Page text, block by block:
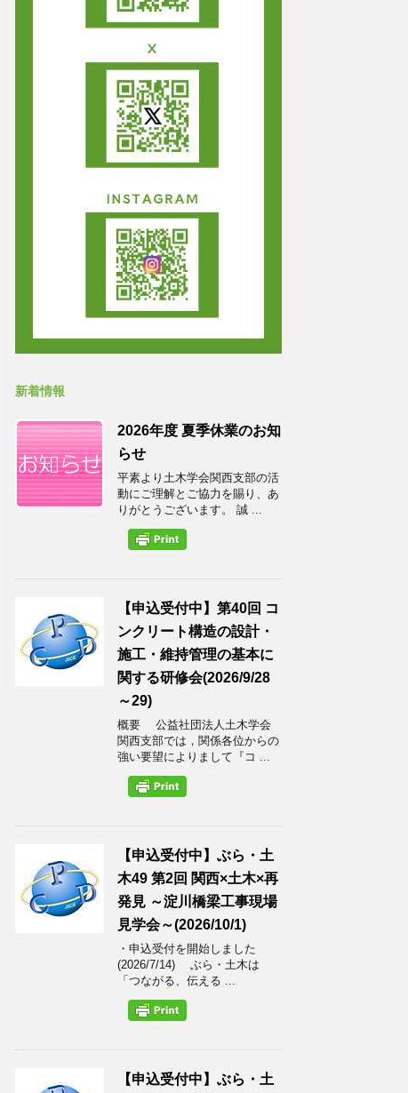
新着情報
2026年度 夏季休業のお知
らせ
平素より土木学会関西支部の活
動にご理解とご協力を賜り、あ
りがとうございます。 誠 ...
【申込受付中】第40回 コ
ンクリート構造の設計・
施工・維持管理の基本に
関する研修会(2026/9/28
～29)
概要 公益社団法人土木学会
関西支部では，関係各位からの
強い要望によりまして『コ ...
【申込受付中】ぶら・土
木49 第2回 関西×土木×再
発見 ～淀川橋梁工事現場
見学会～(2026/10/1)
・申込受付を開始しました
(2026/7/14) ぶら・土木は
「つながる、伝える ...
【申込受付中】ぶら・土